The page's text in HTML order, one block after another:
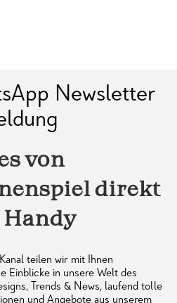
Newsletter
von
direkt
teilen wir mit Ihnen
in unsere Welt des
sowie ausgewählte
aus unserem Showroom-
für alle, die feines Design,